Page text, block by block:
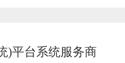
)平台系统服务商